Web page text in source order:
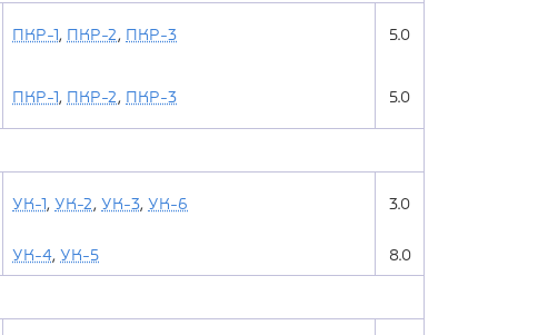
ПКР-1, ПКР-2, ПКР-3 5.0
ПКР-1, ПКР-2, ПКР-3 5.0
УК-1, УК-2, УК-3, УК-6 3.0
УК-4, УК-5 8.0